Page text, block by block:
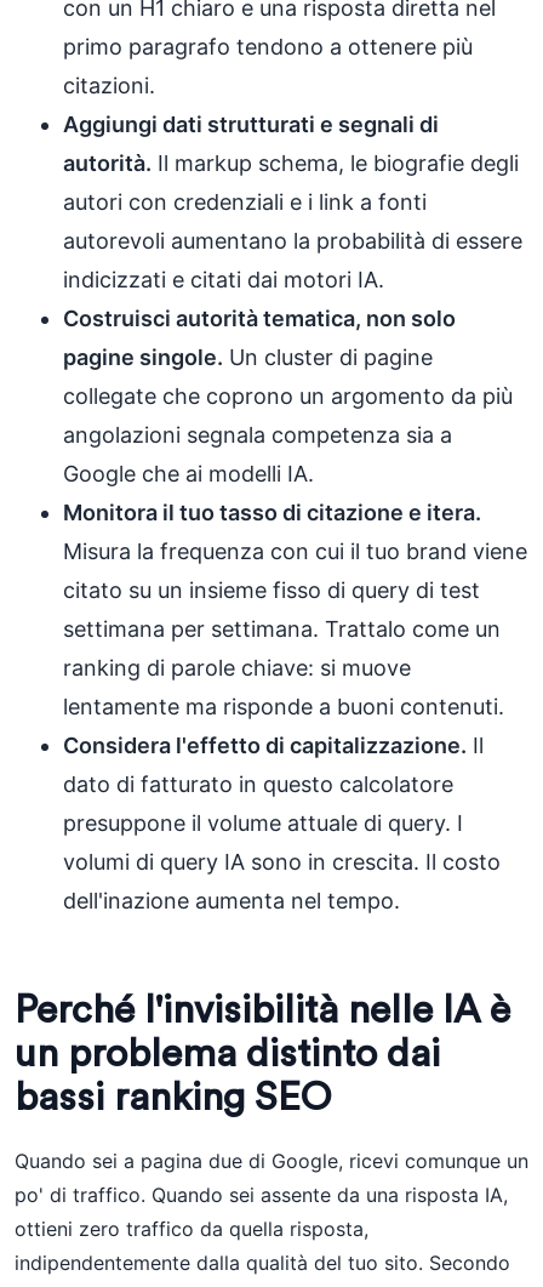
con un H1 chiaro e una risposta diretta nel
primo paragrafo tendono a ottenere più
citazioni.
Aggiungi dati strutturati e segnali di
autorità. Il markup schema, le biografie degli
autori con credenziali e i link a fonti
autorevoli aumentano la probabilità di essere
indicizzati e citati dai motori IA.
Costruisci autorità tematica, non solo
pagine singole. Un cluster di pagine
collegate che coprono un argomento da più
angolazioni segnala competenza sia a
Google che ai modelli IA.
Monitora il tuo tasso di citazione e itera.
Misura la frequenza con cui il tuo brand viene
citato su un insieme fisso di query di test
settimana per settimana. Trattalo come un
ranking di parole chiave: si muove
lentamente ma risponde a buoni contenuti.
Considera l'effetto di capitalizzazione. Il
dato di fatturato in questo calcolatore
presuppone il volume attuale di query. I
volumi di query IA sono in crescita. Il costo
dell'inazione aumenta nel tempo.
Perché l'invisibilità nelle IA è
un problema distinto dai
bassi ranking SEO
Quando sei a pagina due di Google, ricevi comunque un
po' di traffico. Quando sei assente da una risposta IA,
ottieni zero traffico da quella risposta,
indipendentemente dalla qualità del tuo sito. Secondo